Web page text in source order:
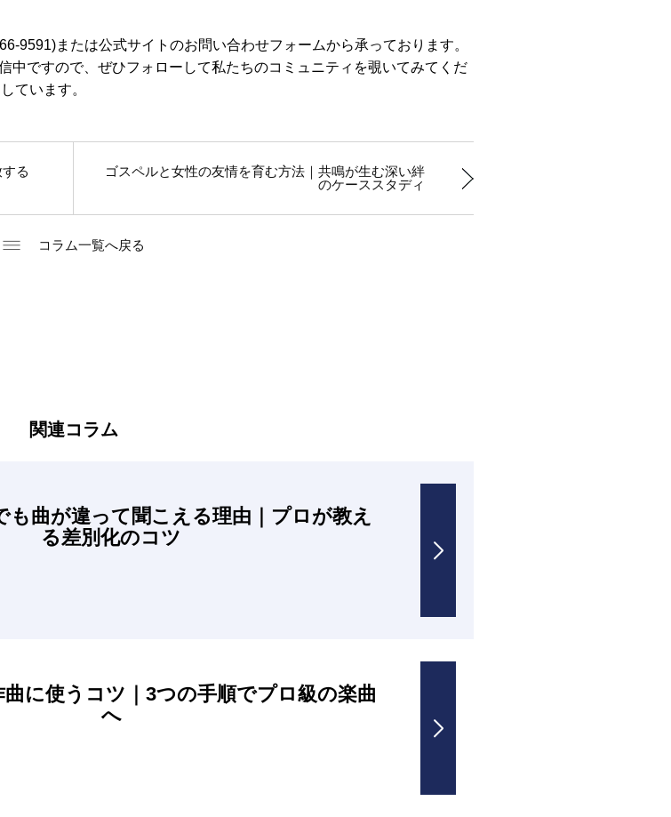
9591)または公式サイトのお問い合わせフォームから承っております。
中ですので、ぜひフォローして私たちのコミュニティを覗いてみてくだ
ています。
る
ゴスペルと女性の友情を育む方法｜共鳴が生む深い絆
のケーススタディ
コラム一覧へ戻る
関連コラム
も曲が違って聞こえる理由｜プロが教え
る差別化のコツ
に使うコツ｜3つの手順でプロ級の楽曲
へ